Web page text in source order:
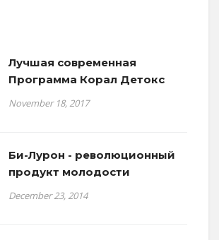
Лучшая современная
Программа Корал Детокс
November 18, 2017
Би-Лурон - революционный
продукт молодости
December 23, 2014